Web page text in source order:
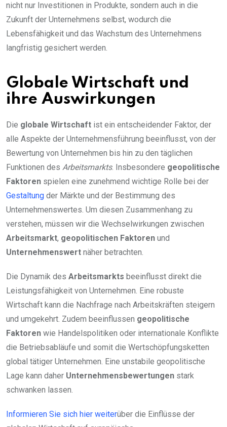
nicht nur Investitionen in Produkte, sondern auch in die
Zukunft der Unternehmens selbst, wodurch die
Lebensfähigkeit und das Wachstum des Unternehmens
langfristig gesichert werden.
Globale Wirtschaft und
ihre Auswirkungen
Die globale Wirtschaft ist ein entscheidender Faktor, der
alle Aspekte der Unternehmensführung beeinflusst, von der
Bewertung von Unternehmen bis hin zu den täglichen
Funktionen des Arbeitsmarkts. Insbesondere geopolitische
Faktoren spielen eine zunehmend wichtige Rolle bei der
Gestaltung der Märkte und der Bestimmung des
Unternehmenswertes. Um diesen Zusammenhang zu
verstehen, müssen wir die Wechselwirkungen zwischen
Arbeitsmarkt, geopolitischen Faktoren und
Unternehmenswert näher betrachten.
Die Dynamik des Arbeitsmarkts beeinflusst direkt die
Leistungsfähigkeit von Unternehmen. Eine robuste
Wirtschaft kann die Nachfrage nach Arbeitskräften steigern
und umgekehrt. Zudem beeinflussen geopolitische
Faktoren wie Handelspolitiken oder internationale Konflikte
die Betriebsabläufe und somit die Wertschöpfungsketten
global tätiger Unternehmen. Eine unstabile geopolitische
Lage kann daher Unternehmensbewertungen stark
schwanken lassen.
Informieren Sie sich hier weiterüber die Einflüsse der